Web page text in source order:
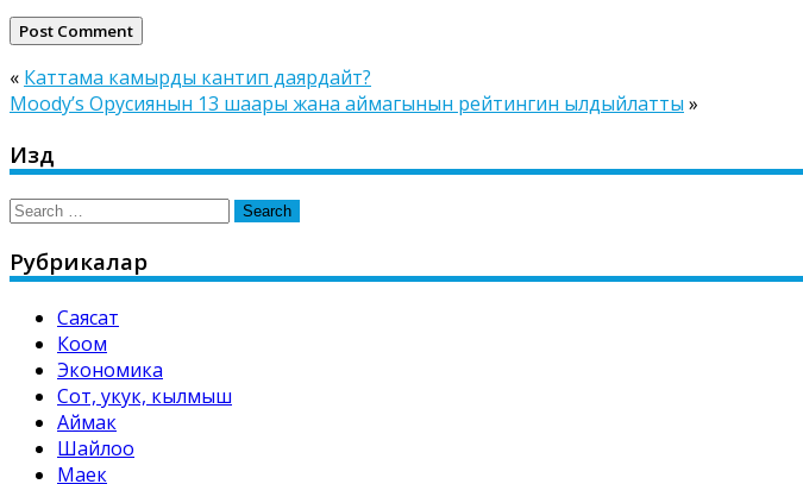
« Каттама камырды кантип даярдайт?
Moody’s Орусиянын 13 шаары жана аймагынын рейтингин ылдыйлатты »
Издөө
Search
Рубрикалар
Саясат
Коом
Экономика
Сот, укук, кылмыш
Аймак
Шайлоо
Маек